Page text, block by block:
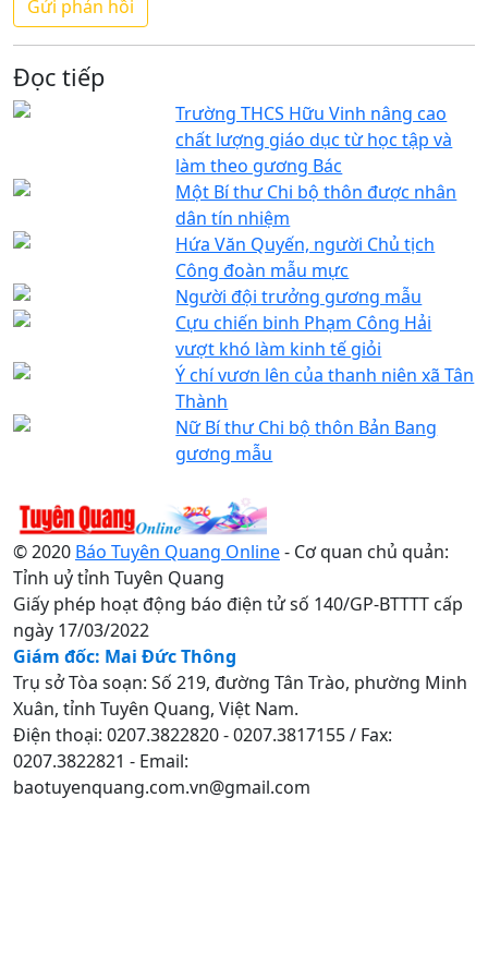
Đọc tiếp
Trường THCS Hữu Vinh nâng cao
chất lượng giáo dục từ học tập và
làm theo gương Bác
Một Bí thư Chi bộ thôn được nhân
dân tín nhiệm
Hứa Văn Quyến, người Chủ tịch
Công đoàn mẫu mực
Người đội trưởng gương mẫu
Cựu chiến binh Phạm Công Hải
vượt khó làm kinh tế giỏi
Ý chí vươn lên của thanh niên xã Tân
Thành
Nữ Bí thư Chi bộ thôn Bản Bang
gương mẫu
© 2020 Báo Tuyên Quang Online- Cơ quan chủ quản:
Tỉnh uỷ tỉnh Tuyên Quang
Giấy phép hoạt động báo điện tử số 140/GP-BTTTT cấp
ngày 17/03/2022
Giám đốc: Mai Đức Thông
Trụ sở Tòa soạn: Số 219, đường Tân Trào, phường Minh
Xuân, tỉnh Tuyên Quang, Việt Nam.
Điện thoại: 0207.3822820 - 0207.3817155 / Fax:
0207.3822821 - Email:
baotuyenquang.com.vn@gmail.com